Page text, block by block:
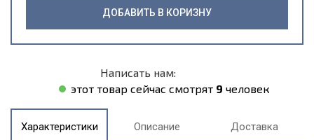
ДОБАВИТЬ В КОРИЗНУ
Написать нам:
этот товар сейчас смотрят 9 человек
Характеристики Описание Доставка